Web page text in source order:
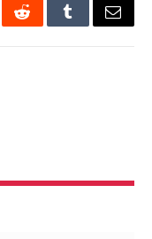
RedditTumblrEmail